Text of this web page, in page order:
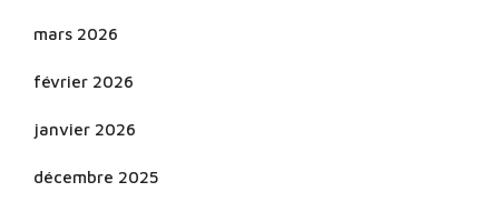
mars 2026
février 2026
janvier 2026
décembre 2025